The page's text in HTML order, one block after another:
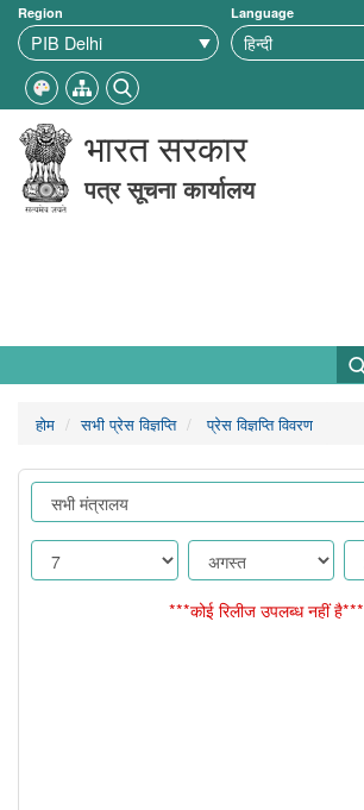
Region Language
भारत सरकार
पत्र सूचना कार्यालय
होम सभी प्रेस विज्ञप्ति प्रेस विज्ञप्ति विवरण
***कोई रिलीज उपलब्ध नहीं है***